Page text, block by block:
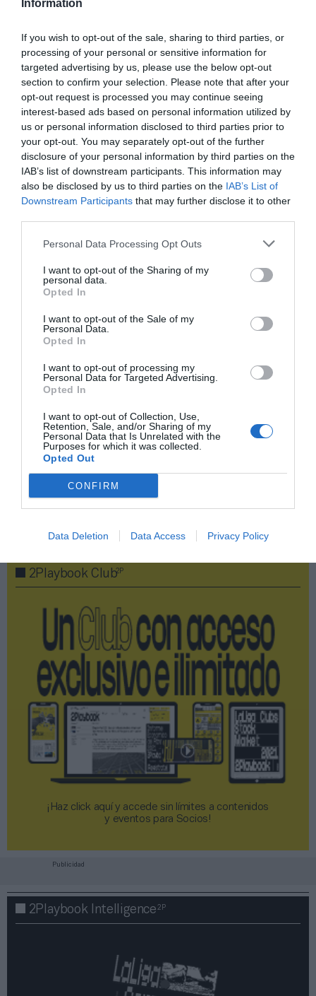
Information
If you wish to opt-out of the sale, sharing to third parties, or
processing of your personal or sensitive information for
targeted advertising by us, please use the below opt-out
section to confirm your selection. Please note that after your
opt-out request is processed you may continue seeing
interest-based ads based on personal information utilized by
us or personal information disclosed to third parties prior to
your opt-out. You may separately opt-out of the further
disclosure of your personal information by third parties on the
IAB’s list of downstream participants. This information may
also be disclosed by us to third parties on the IAB’s List of
Downstream Participants that may further disclose it to other
Personal Data Processing Opt Outs
I want to opt-out of the Sharing of my
personal data.
Opted In
I want to opt-out of the Sale of my
Personal Data.
Opted In
I want to opt-out of processing my
Personal Data for Targeted Advertising.
Opted In
I want to opt-out of Collection, Use,
Retention, Sale, and/or Sharing of my
Personal Data that Is Unrelated with the
Purposes for which it was collected.
Opted Out
CONFIRM
Data Deletion Data Access Privacy Policy
2P
Asobal
nuestro país y estamos orgullosos de poder recorrer
este ambicioso camino junto a un socio estratégico
clave para nosotros como es Plenitude”.
Asimismo, José Manuel Franco, presidente del
Consejo Superior de Deportes (CSD), presente en la
firma del contrato, ha agregado que “me congratula
comprobar que la colaboración público-privada sigue
significándose como seña de identidad del deporte
español.
En la actualidad no se concibe la
organización del deporte sin el concurso de las
. Son nuestras grandes aliadas para el
desarrollo del potencial deportivo, económico y social
que se atribuye al deporte”.
Añadir 2Playbook
como fuente preferida de Google
Mantente informado con las últimas noticias de actualidad.
ACTIVAR AHORA
Compartir
2Playbook Club2P
¡Haz click aquí y accede sin límites a contenidos
y eventos para Socios!​​​​​​​
Publicidad
2Playbook Intelligence2P